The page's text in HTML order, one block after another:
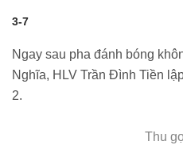
3-7
Ngay sau pha đánh bóng
Nghĩa, HLV Trần Đình Tiền
2.
Thu